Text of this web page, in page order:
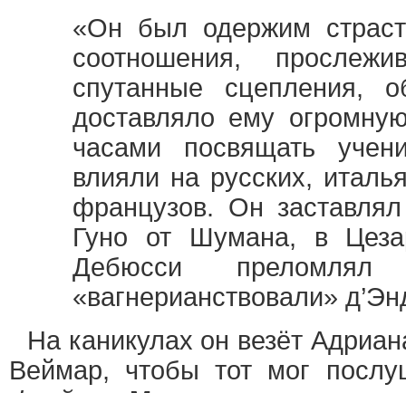
«Он был одержим
соотношения,
спутанные сцепления,
доставляло ему
часами посвящать
влияли на русских,
французов. Он
Гуно от Шумана, в
Дебюсси
«вагнерианствовали»
На каникулах он везёт
Веймар, чтобы тот мог